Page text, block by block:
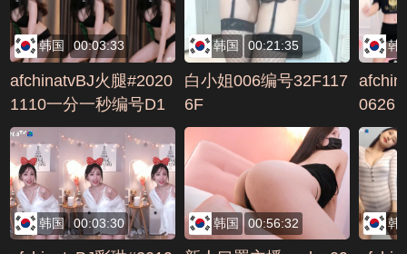
韩国 00:03:33
afchinatvBJ火腿#2020
1110一分一秒编号D1
EB11B0
韩国 00:21:35
白小姐006编号32F117
6F
韩
0626
韩国 00:03:30 韩国 00:56:32 韩